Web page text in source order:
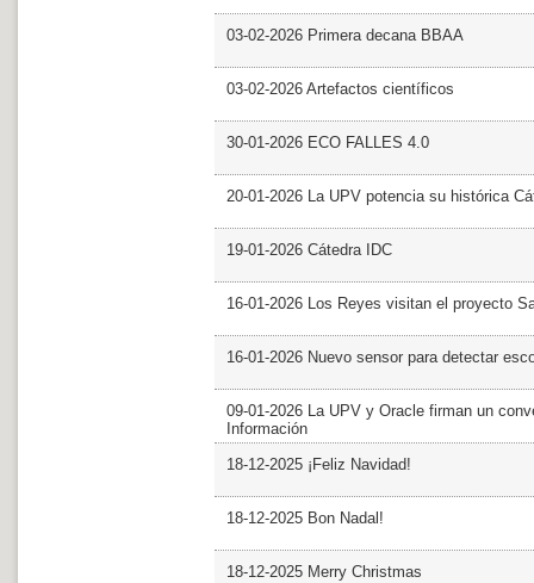
03-02-2026 Primera decana BBAA
03-02-2026 Artefactos científicos
30-01-2026 ECO FALLES 4.0
20-01-2026 La UPV potencia su histórica
19-01-2026 Cátedra IDC
16-01-2026 Los Reyes visitan el proyecto
16-01-2026 Nuevo sensor para detectar
09-01-2026 La UPV y Oracle firman un
Información
18-12-2025 ¡Feliz Navidad!
18-12-2025 Bon Nadal!
18-12-2025 Merry Christmas